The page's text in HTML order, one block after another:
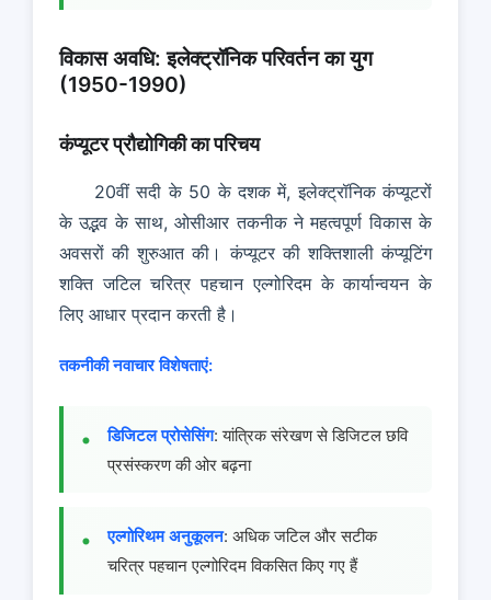
विकास अवधि: इलेक्ट्रॉनिक परिवर्तन का युग
(1950-1990)
कंप्यूटर प्रौद्योगिकी का परिचय
20वीं सदी के 50 के दशक में, इलेक्ट्रॉनिक कंप्यूटरों
के उद्भव के साथ, ओसीआर तकनीक ने महत्वपूर्ण विकास के
अवसरों की शुरुआत की। कंप्यूटर की शक्तिशाली कंप्यूटिंग
शक्ति जटिल चरित्र पहचान एल्गोरिदम के कार्यान्वयन के
लिए आधार प्रदान करती है।
तकनीकी नवाचार विशेषताएं:
डिजिटल प्रोसेसिंग: यांत्रिक संरेखण से डिजिटल छवि
प्रसंस्करण की ओर बढ़ना
एल्गोरिथम अनुकूलन: अधिक जटिल और सटीक
चरित्र पहचान एल्गोरिदम विकसित किए गए हैं